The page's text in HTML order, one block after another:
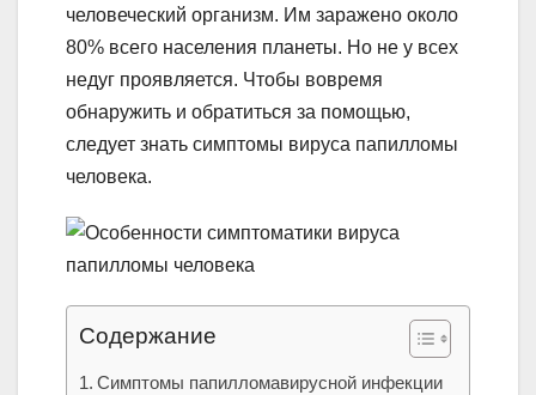
человеческий организм. Им заражено около
80% всего населения планеты. Но не у всех
недуг проявляется. Чтобы вовремя
обнаружить и обратиться за помощью,
следует знать симптомы вируса папилломы
человека.
Содержание
Симптомы папилломавирусной инфекции